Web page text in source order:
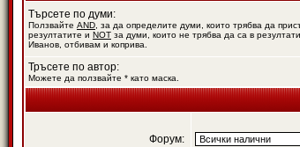
Търсете по думи:
Ползвайте AND , за да определите думи, които трябва да
резултатите и NOT за думи, които не трябва да са в
Иванов, отбивам и коприва.
Тръсете по автор:
Можете да ползвайте * като маска.
Форум: